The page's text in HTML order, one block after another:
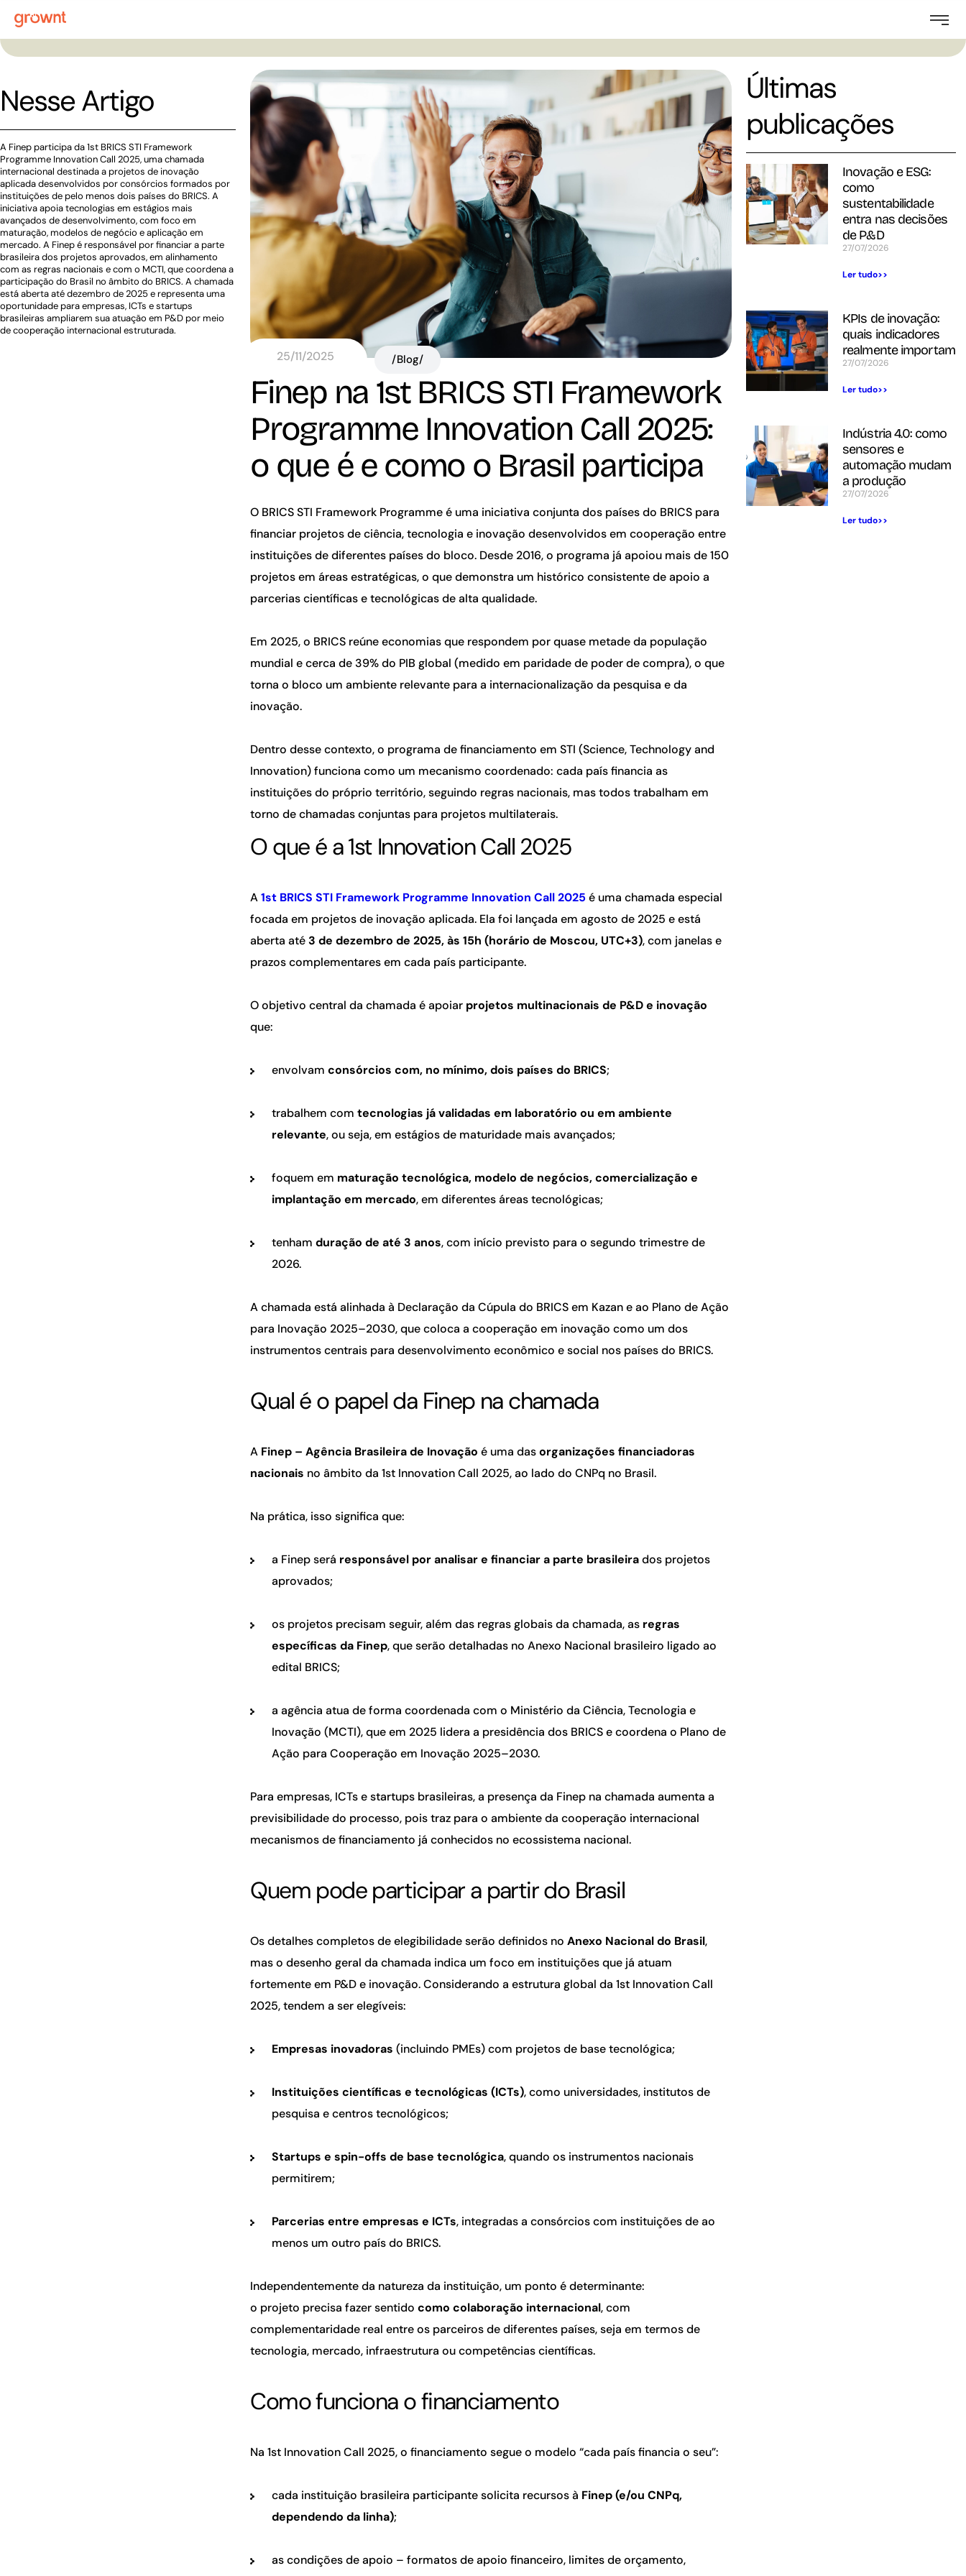
Nesse Artigo
A Finep participa da 1st BRICS STI Framework
Programme Innovation Call 2025, uma chamada
internacional destinada a projetos de inovação
aplicada desenvolvidos por consórcios formados por
instituições de pelo menos dois países do BRICS. A
iniciativa apoia tecnologias em estágios mais
avançados de desenvolvimento, com foco em
maturação, modelos de negócio e aplicação em
mercado. A Finep é responsável por financiar a parte
brasileira dos projetos aprovados, em alinhamento
com as regras nacionais e com o MCTI, que coordena a
participação do Brasil no âmbito do BRICS. A chamada
está aberta até dezembro de 2025 e representa uma
oportunidade para empresas, ICTs e startups
brasileiras ampliarem sua atuação em P&D por meio
de cooperação internacional estruturada.
25/11/2025 /Blog/
Finep na 1st BRICS STI Framework
Programme Innovation Call 2025:
o que é e como o Brasil participa
O BRICS STI Framework Programme é uma iniciativa conjunta dos países do BRICS para
financiar projetos de ciência, tecnologia e inovação desenvolvidos em cooperação entre
instituições de diferentes países do bloco. Desde 2016, o programa já apoiou mais de 150
projetos em áreas estratégicas, o que demonstra um histórico consistente de apoio a
parcerias científicas e tecnológicas de alta qualidade.
Em 2025, o BRICS reúne economias que respondem por quase metade da população
mundial e cerca de 39% do PIB global (medido em paridade de poder de compra), o que
torna o bloco um ambiente relevante para a internacionalização da pesquisa e da
inovação.
Dentro desse contexto, o programa de financiamento em STI (Science, Technology and
Innovation) funciona como um mecanismo coordenado: cada país financia as
instituições do próprio território, seguindo regras nacionais, mas todos trabalham em
torno de chamadas conjuntas para projetos multilaterais.
O que é a 1st Innovation Call 2025
A1st BRICS STI Framework Programme Innovation Call 2025 é uma chamada especial
focada em projetos de inovação aplicada. Ela foi lançada em agosto de 2025 e está
aberta até3 de dezembro de 2025, às 15h (horário de Moscou, UTC+3), com janelas e
prazos complementares em cada país participante.
O objetivo central da chamada é apoiar projetos multinacionais de P&D e inovação
que:
envolvamconsórcios com, no mínimo, dois países do BRICS;
trabalhem comtecnologias já validadas em laboratório ou em ambiente
relevante, ou seja, em estágios de maturidade mais avançados;
foquem em maturação tecnológica, modelo de negócios, comercialização e
implantação em mercado, em diferentes áreas tecnológicas;
tenhamduração de até 3 anos, com início previsto para o segundo trimestre de
2026.
A chamada está alinhada à Declaração da Cúpula do BRICS em Kazan e ao Plano de Ação
para Inovação 2025–2030, que coloca a cooperação em inovação como um dos
instrumentos centrais para desenvolvimento econômico e social nos países do BRICS.
Qual é o papel da Finep na chamada
A Finep – Agência Brasileira de Inovação é uma dasorganizações financiadoras
nacionais no âmbito da 1st Innovation Call 2025, ao lado do CNPq no Brasil.
Na prática, isso significa que:
a Finep será responsável por analisar e financiar a parte brasileirados projetos
aprovados;
os projetos precisam seguir, além das regras globais da chamada, as regras
específicas da Finep, que serão detalhadas no Anexo Nacional brasileiro ligado ao
edital BRICS;
a agência atua de forma coordenada com o Ministério da Ciência, Tecnologia e
Inovação (MCTI), que em 2025 lidera a presidência dos BRICS e coordena o Plano de
Ação para Cooperação em Inovação 2025–2030.
Para empresas, ICTs e startups brasileiras, a presença da Finep na chamada aumenta a
previsibilidade do processo, pois traz para o ambiente da cooperação internacional
mecanismos de financiamento já conhecidos no ecossistema nacional.
Quem pode participar a partir do Brasil
Os detalhes completos de elegibilidade serão definidos noAnexo Nacional do Brasil,
mas o desenho geral da chamada indica um foco em instituições que já atuam
fortemente em P&D e inovação. Considerando a estrutura global da 1st Innovation Call
2025, tendem a ser elegíveis:
Empresas inovadoras (incluindo PMEs) com projetos de base tecnológica;
Instituições científicas e tecnológicas (ICTs), como universidades, institutos de
pesquisa e centros tecnológicos;
Startups e spin-offs de base tecnológica, quando os instrumentos nacionais
permitirem;
Parcerias entre empresas e ICTs, integradas a consórcios com instituições de ao
menos um outro país do BRICS.
Independentemente da natureza da instituição, um ponto é determinante:
o projeto precisa fazer sentidocomo colaboração internacional, com
complementaridade real entre os parceiros de diferentes países, seja em termos de
tecnologia, mercado, infraestrutura ou competências científicas.
Como funciona o financiamento
Na 1st Innovation Call 2025, o financiamento segue o modelo “cada país financia o seu”:
cada instituição brasileira participante solicita recursos à Finep (e/ou CNPq,
dependendo da linha);
as condições de apoio – formatos de apoio financeiro, limites de orçamento,
Últimas
publicações
Inovação e ESG:
como
sustentabilidade
entra nas decisões
de P&D
27/07/2026
Ler tudo>>
KPIs de inovação:
quais indicadores
realmente importam
27/07/2026
Ler tudo>>
Indústria 4.0: como
sensores e
automação mudam
a produção
27/07/2026
Ler tudo>>